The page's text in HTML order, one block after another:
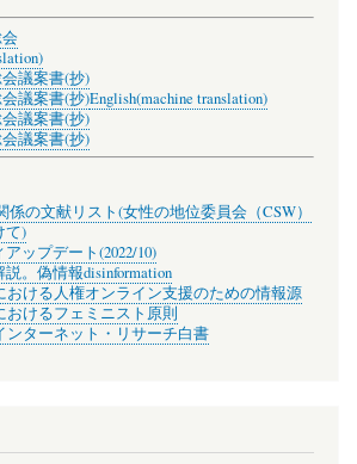
会
会議案書(抄)
会議案書(抄)English(machine translation)
会議案書(抄)
会議案書(抄)
係の文献リスト(女性の地位委員会（CSW）
て)
ップデート(2022/10)
。偽情報disinformation
おける人権オンライン支援のための情報源
おけるフェミニスト原則
ンターネット・リサーチ白書